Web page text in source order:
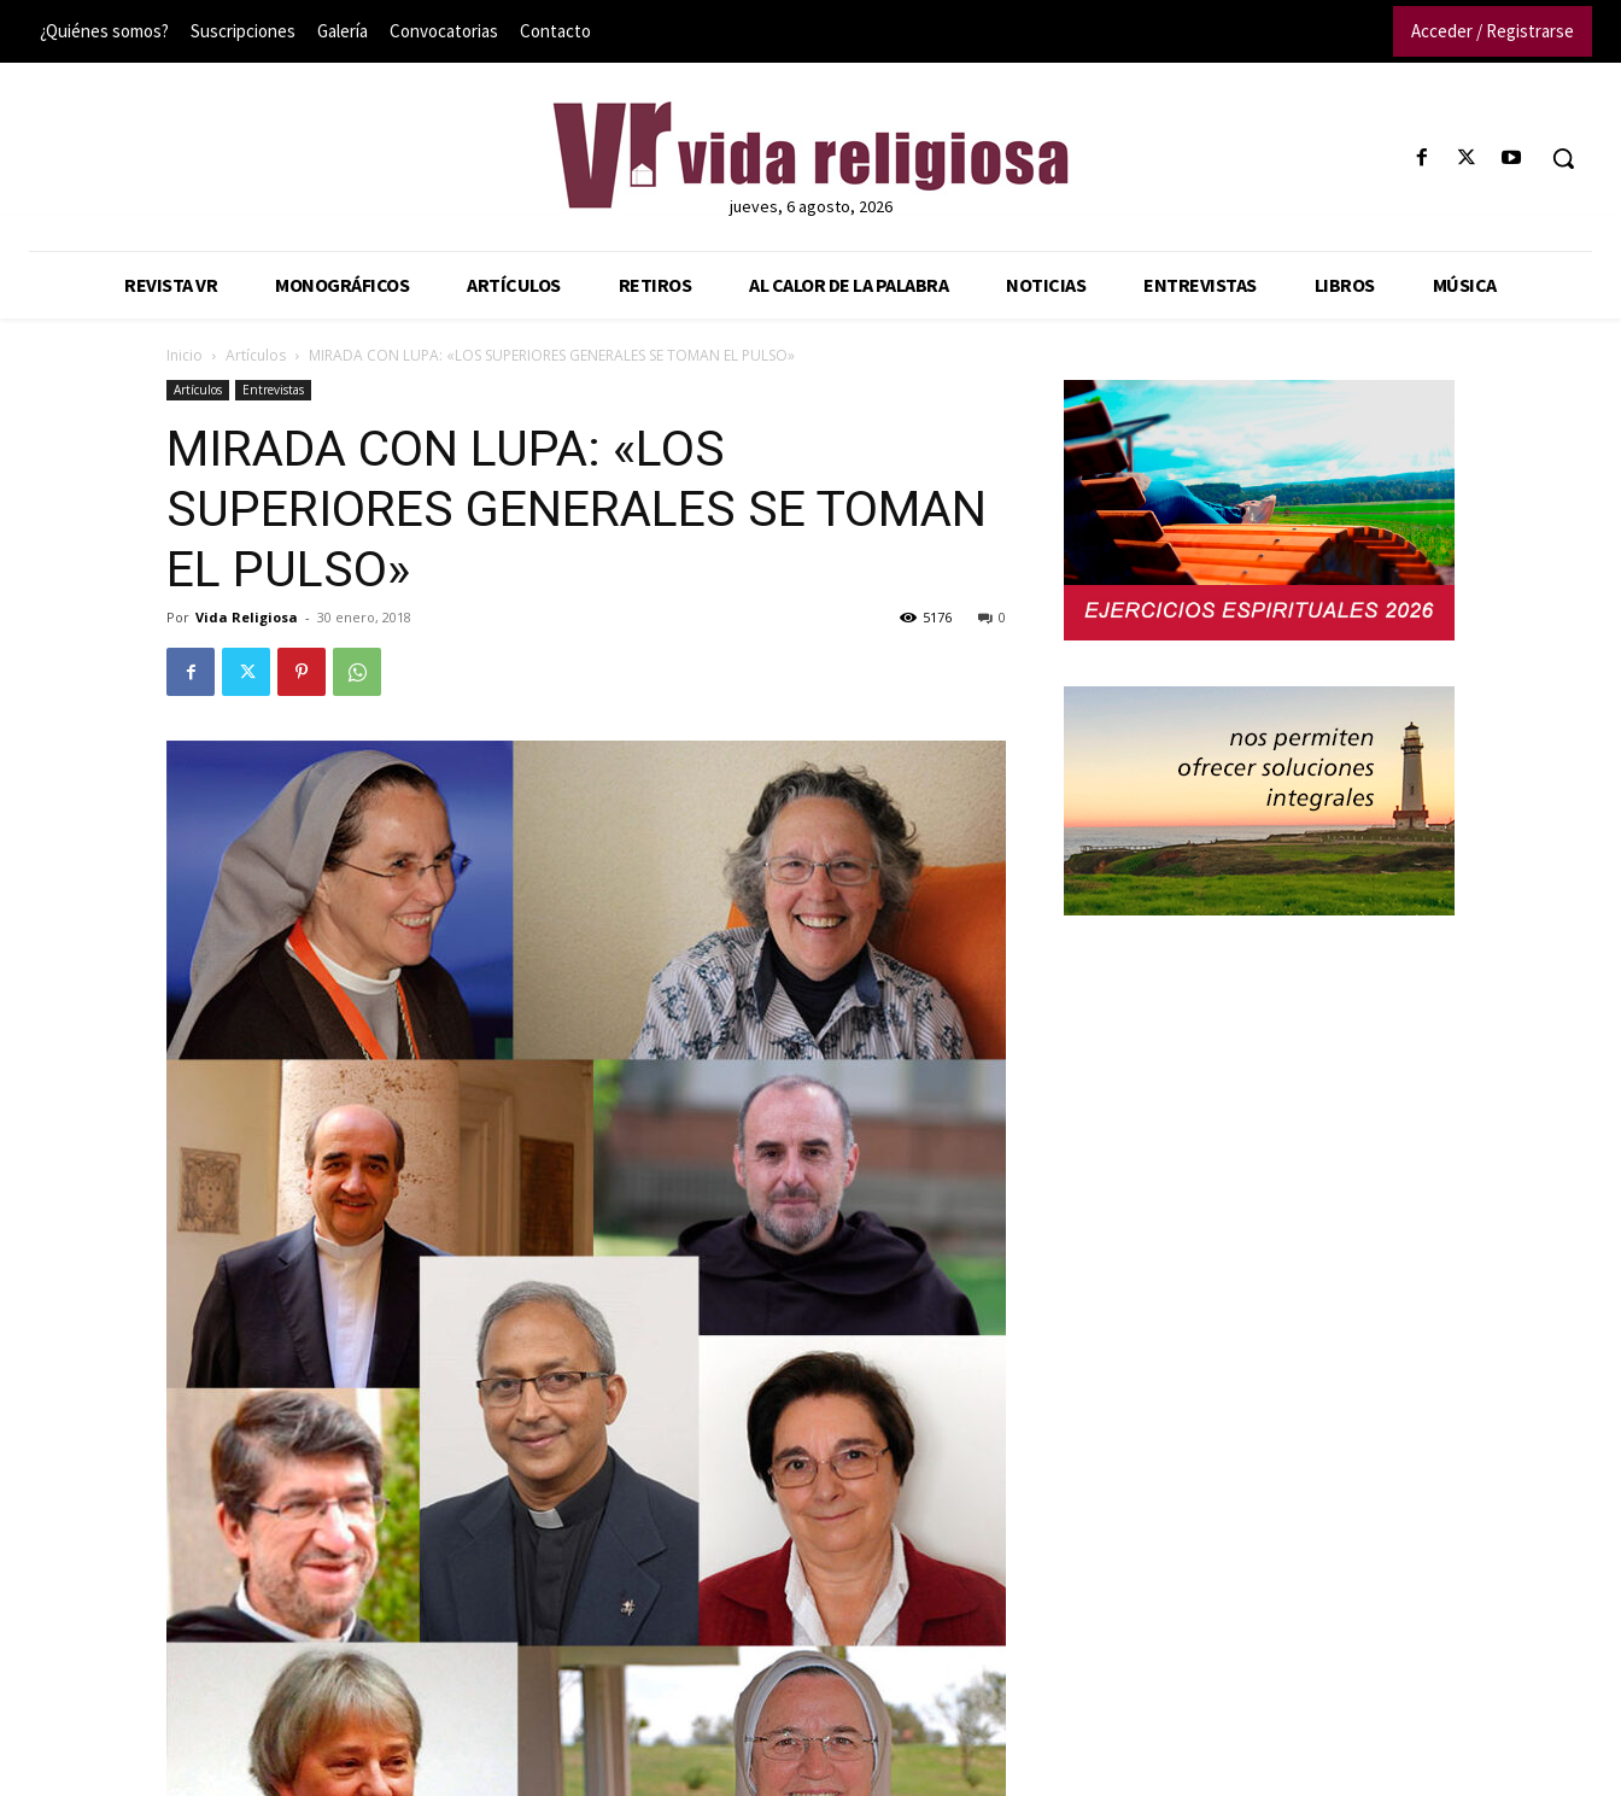
¿Quiénes somos? Suscripciones Galería Convocatorias Contacto Acceder / Registrarse
jueves, 6 agosto, 2026
REVISTA VR MONOGRÁFICOS ARTÍCULOS RETIROS AL CALOR DE LA PALABRA NOTICIAS ENTREVISTAS LIBROS MÚSICA
Inicio Artículos MIRADA CON LUPA: «LOS SUPERIORES GENERALES SE TOMAN EL PULSO»
Artículos Entrevistas
MIRADA CON LUPA: «LOS
SUPERIORES GENERALES SE TOMAN
EL PULSO»
Por Vida Religiosa - 30 enero, 2018 0
5176